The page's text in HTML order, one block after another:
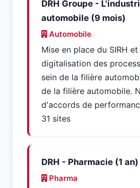
DRH Groupe -
automobile (9 mois)
Automobile
Mise en place du SIRH et
digitalisation des
sein de la filière
de la filière automobile.
d'accords de
31 sites
DRH - Pharmacie (1 an)
Pharma